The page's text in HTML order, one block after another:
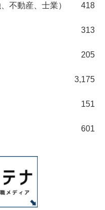
不動産、士業） 418
313
205
3,175
151
601